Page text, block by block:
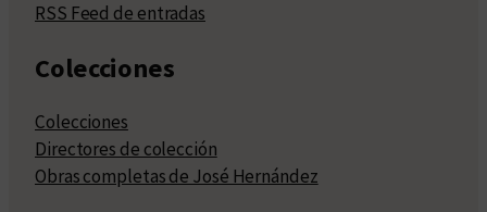
RSS Feed de entradas
Colecciones
Colecciones
Directores de colección
Obras completas de José Hernández